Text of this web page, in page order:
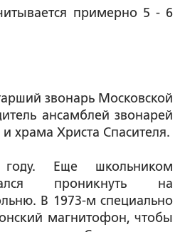
примерно 5 - 6
звонарь Московской
ансамблей звонарей
храма Христа Спасителя.
Еще школьником
проникнуть на
В 1973-м специально
магнитофон, чтобы